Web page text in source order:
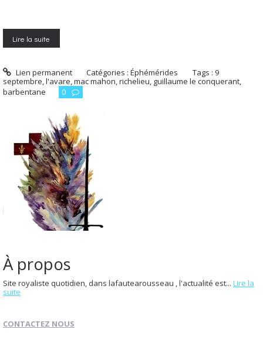
Lire la suite
Lien permanent Catégories :Éphémérides Tags : 9
septembre,l'avare,mac mahon,richelieu, guillaume le conquerant,
barbentane
0
À propos
Site royaliste quotidien, dans lafautearousseau , l'actualité est... Lire la
suite
CONTACTEZ NOUS